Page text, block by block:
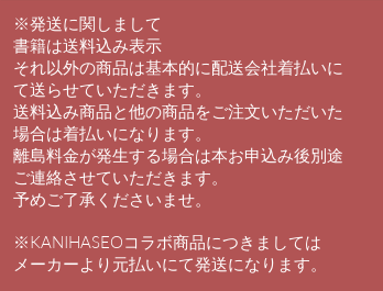
​※発送に関しまして
書籍は送料込み表示
それ以外の商品は基本的に配送会社着払いに
て送らせていただきます。
送料込み商品と他の商品をご注文いただいた
場合は着払いになります。
離島料金が発生する場合は本お申込み後別途
ご連絡させていただきます。
予めご了承くださいませ。
※KANIHASEOコラボ商品につきましては
​メーカーより元払いにて発送になります。